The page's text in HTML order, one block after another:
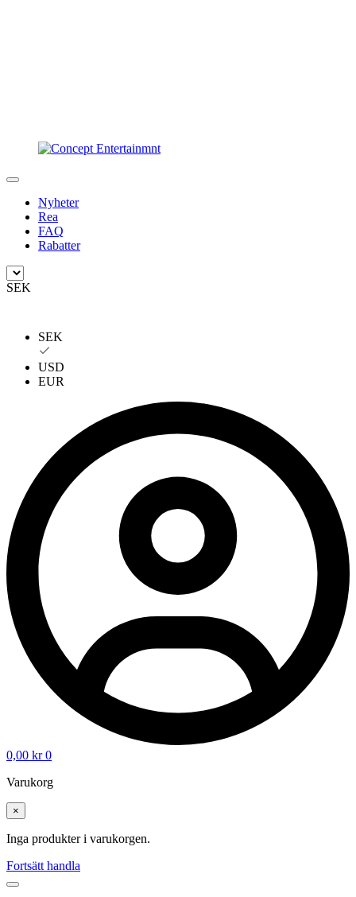
Nyheter
Rea
FAQ
Rabatter
SEK
SEK
USD
EUR
0,00 kr 0
Varukorg
×
Inga produkter i varukorgen.
Fortsätt handla